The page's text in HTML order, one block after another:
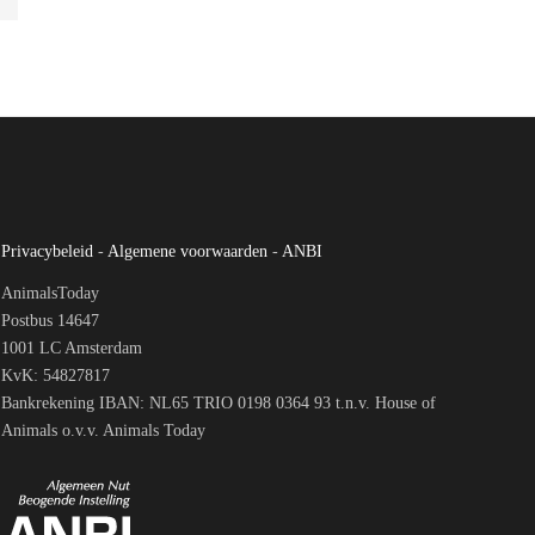
Privacybeleid - Algemene voorwaarden - ANBI
AnimalsToday
Postbus 14647
1001 LC Amsterdam
KvK: 54827817
Bankrekening IBAN: NL65 TRIO 0198 0364 93 t.n.v. House of
Animals o.v.v. Animals Today